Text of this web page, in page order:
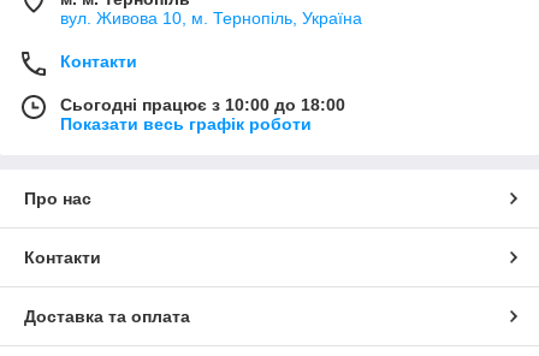
вул. Живова 10, м. Тернопіль, Україна
Контакти
Сьогодні працює з 10:00 до 18:00
Показати весь графік роботи
Про нас
Контакти
Доставка та оплата